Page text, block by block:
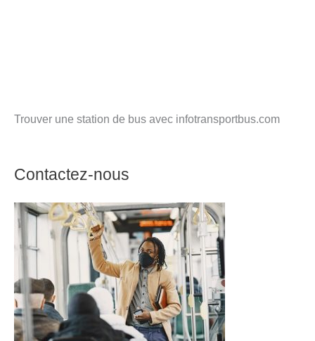
Trouver une station de bus avec infotransportbus.com
Contactez-nous